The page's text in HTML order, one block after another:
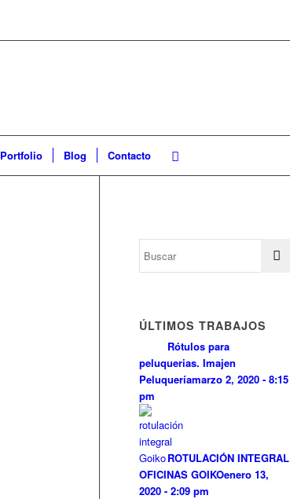
Portfolio Blog Contacto
ÚLTIMOS TRABAJOS
Rótulos para
peluquerias. Imajen
Peluqueríamarzo 2, 2020 - 8:15
pm
ROTULACIÓN INTEGRAL
OFICINAS GOIKOenero 13,
2020 - 2:09 pm